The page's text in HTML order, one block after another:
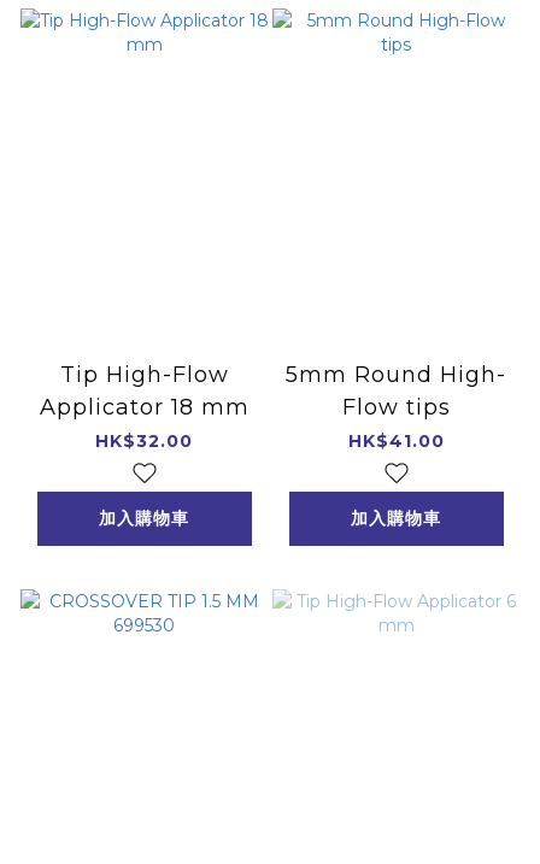
Tip High-Flow
Applicator 18 mm
HK$32.00
加入購物車
5mm Round High-
Flow tips
HK$41.00
加入購物車